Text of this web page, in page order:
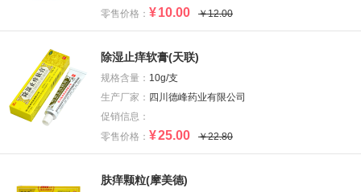
零售价格： ¥10.00 ￥12.00
除湿止痒软膏(天联)
规格含量： 10g/支
生产厂家： 四川德峰药业有限公司
促销信息：
零售价格： ¥25.00 ￥22.80
肤痒颗粒(摩美德)